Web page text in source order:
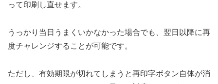
って印刷し直せます。
うっかり当日うまくいかなかった場合でも、翌日以降に再
度チャレンジすることが可能です。
ただし、有効期限が切れてしまうと再印字ボタン自体が消